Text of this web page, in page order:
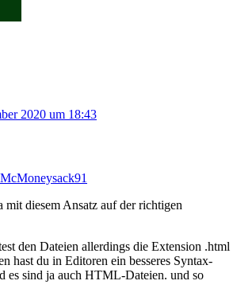
2020 um 18:43
mit diesem Ansatz auf der richtigen
den Dateien allerdings die Extension .html
hast du in Editoren ein besseres Syntax-
es sind ja auch HTML-Dateien. und so